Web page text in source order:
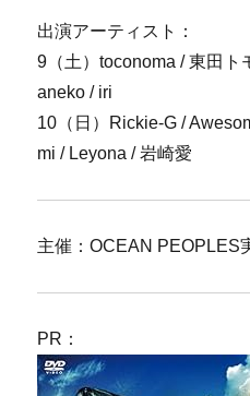
出演アーティスト：
9（土）toconoma / 東田ト
aneko / iri
10（日）Rickie-G /
mi / Leyona / 岩崎愛
主催：OCEAN PEOPLES
PR：